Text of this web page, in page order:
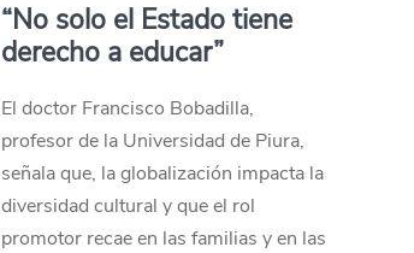
“No solo el Estado tiene
derecho a educar”
El doctor Francisco Bobadilla,
profesor de la Universidad de Piura,
señala que, la globalización impacta la
diversidad cultural y que el rol
promotor recae en las familias y en las